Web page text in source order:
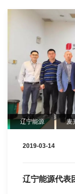
辽宁能源 麦
2019-03-14
辽宁能源代表